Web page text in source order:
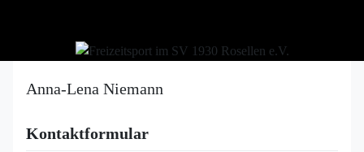
Anna-Lena Niemann
Kontaktformular